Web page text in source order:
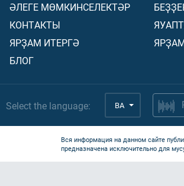
ӘЛЕГЕ МӨМКИНСЕЛЕКТӘР
КОНТАКТЫ
ЯРҘАМ ИТЕРГӘ
БЛОГ
Select the language: BA
Вся информация на данном сайте
предназначена исключительно для